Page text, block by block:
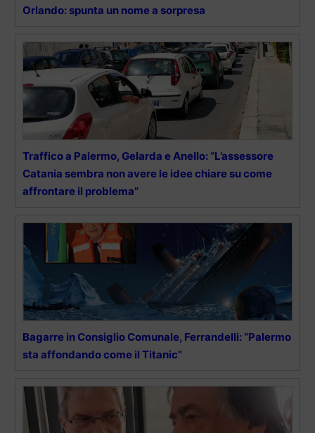
Orlando: spunta un nome a sorpresa
Traffico a Palermo, Gelarda e Anello: “L’assessore
Catania sembra non avere le idee chiare su come
affrontare il problema”
Bagarre in Consiglio Comunale, Ferrandelli: “Palermo
sta affondando come il Titanic”